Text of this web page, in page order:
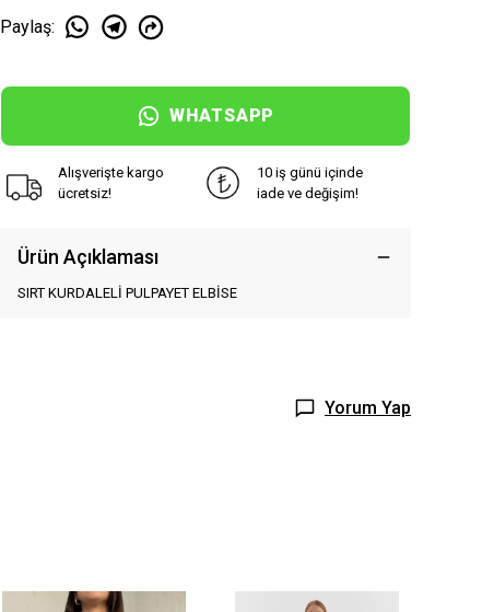
Paylaş:
WHATSAPP
Alışverişte kargo
ücretsiz!
10 iş günü içinde
iade ve değişim!
Ürün Açıklaması
SIRT KURDALELİ PULPAYET ELBİSE
Yorum Yap